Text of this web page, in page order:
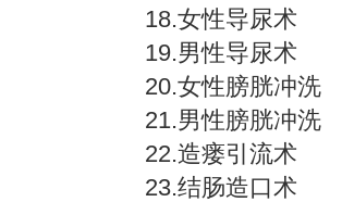
18.女性导尿术
19.男性导尿术
20.女性膀胱冲洗
21.男性膀胱冲洗
22.造瘘引流术
23.结肠造口术